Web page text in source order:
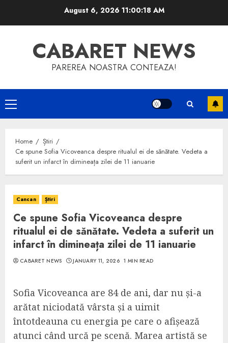
August 6, 2026 11:00:18 AM
CABARET NEWS
PAREREA NOASTRA CONTEAZA!
Primary
Menu
Home
Știri
Ce spune Sofia Vicoveanca despre ritualul ei de sănătate. Vedeta a
suferit un infarct în dimineața zilei de 11 ianuarie
Cancan Știri
Ce spune Sofia Vicoveanca despre
ritualul ei de sănătate. Vedeta a suferit un
infarct în dimineața zilei de 11 ianuarie
CABARET NEWS JANUARY 11, 2026 1 MIN READ
Sofia Vicoveanca are 84 de ani, dar nu și-a
arătat niciodată vârsta și a uimit
întotdeauna cu energia pe care o afișează
atunci când urcă pe scenă. Marea artistă se